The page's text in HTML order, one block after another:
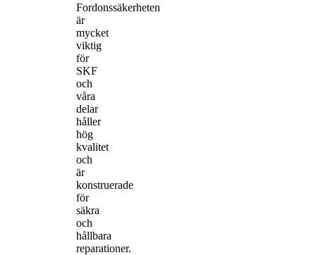
Fordonssäkerheten
är
mycket
viktig
för
SKF
och
våra
delar
håller
hög
kvalitet
och
är
konstruerade
för
säkra
och
hållbara
reparationer.